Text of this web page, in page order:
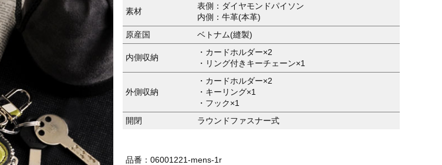
素材
表側：ダイヤモンドパイソン
内側：牛革(本革)
原産国
ベトナム(縫製)
内側収納
・カードホルダー×2
・リング付きキーチェーン×1
外側収納
・カードホルダー×2
・キーリング×1
・フック×1
開閉
ラウンドファスナー式
品番：06001221-mens-1r